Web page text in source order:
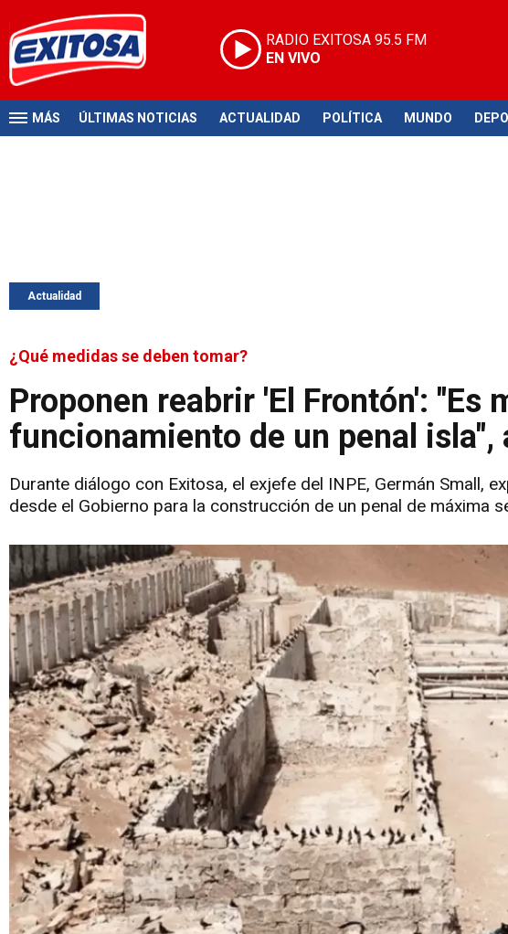
RADIO EXITOSA 95.5 FM
EN VIVO
MÁS ÚLTIMAS NOTICIAS ACTUALIDAD POLÍTICA MUNDO
Actualidad
¿Qué medidas se deben tomar?
Proponen reabrir 'El Frontón': "Es
funcionamiento de un penal isla",
Durante diálogo con Exitosa, el exjefe del INPE, Germán Small,
desde el Gobierno para la construcción de un penal de máxima